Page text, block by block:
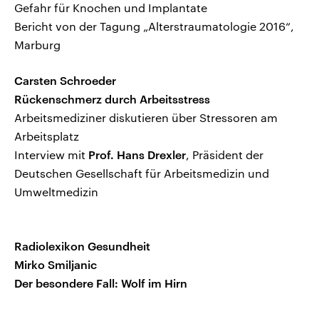
Gefahr für Knochen und Implantate
Bericht von der Tagung „Alterstraumatologie 2016“,
Marburg
Carsten Schroeder
Rückenschmerz durch Arbeitsstress
Arbeitsmediziner diskutieren über Stressoren am
Arbeitsplatz
Interview mit Prof. Hans Drexler, Präsident der
Deutschen Gesellschaft für Arbeitsmedizin und
Umweltmedizin
Radiolexikon Gesundheit
Mirko Smiljanic
Der besondere Fall: Wolf im Hirn